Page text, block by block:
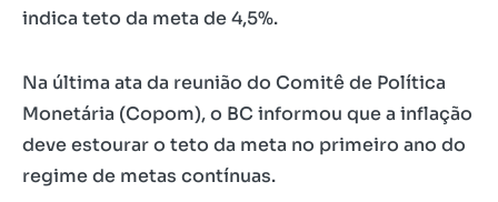
indica teto da meta de 4,5%.
Na última ata da reunião do Comitê de Política
Monetária (Copom), o BC informou que a inflação
deve estourar o teto da meta no primeiro ano do
regime de metas contínuas.